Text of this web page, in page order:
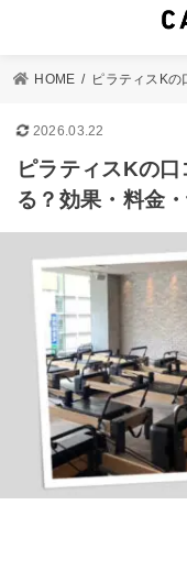
HOME ピラティスKの
2026.03.22
ピラティスKの
る？効果・料金